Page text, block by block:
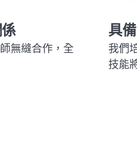
無縫合作，全
具
我們
技能